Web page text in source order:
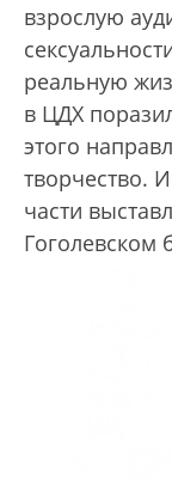
взрослую
реальную
в ЦДХ
этого
творчество.
части
Гоголевском